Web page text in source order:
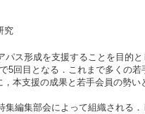
究
ス形成を支援することを目的
5回目となる．これまで多くの
本支援の成果と若手会員の勢
編集部会によって組織される